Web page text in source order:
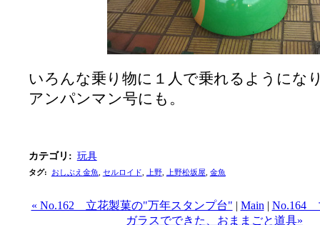
いろんな乗り物に１人で乗れるようにな
アンパンマン号にも。
カテゴリ : 玩具
タグ: おしぶえ金魚 セルロイド 上野, 上野松坂屋 金魚
« No.162 立花製菓の"万年スタンプ台" | Main | No.164
ガラスでできた、おままごと道具»